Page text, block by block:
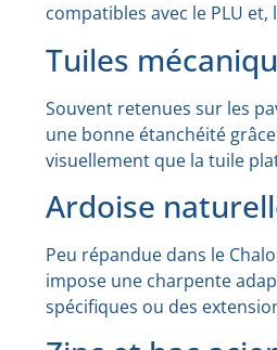
compatibles avec le PLU
Tuiles
Souvent retenues sur les
une bonne étanchéité
visuellement que la tuile
Ardoise
Peu répandue dans le
impose une charpente
spécifiques ou des